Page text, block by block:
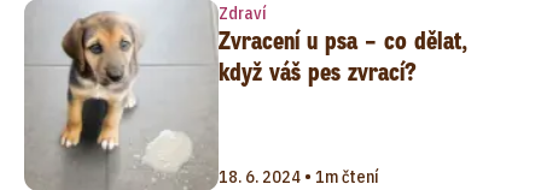
Zdraví
Zvracení u psa – co dělat,
když váš pes zvrací?
18. 6. 2024 • 1m čtení